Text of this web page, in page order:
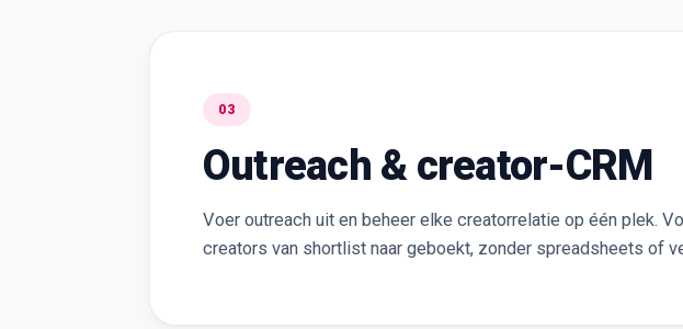
03
Outreach & creator-CRM
Voer outreach uit en beheer elke creatorrelatie op één plek.
creators van shortlist naar geboekt, zonder spreadsheets of